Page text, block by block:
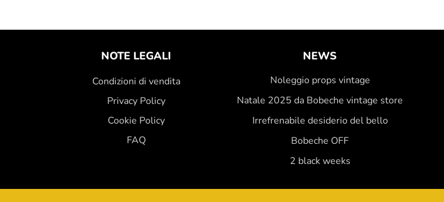
NOTE LEGALI
Condizioni di vendita
Privacy Policy
Cookie Policy
FAQ
NEWS
Noleggio props vintage
Natale 2025 da Bobeche vintage store
Irrefrenabile desiderio del bello
Bobeche OFF
2 black weeks